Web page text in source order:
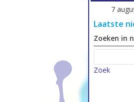
7
Laatste
Zoeken in
Zoek